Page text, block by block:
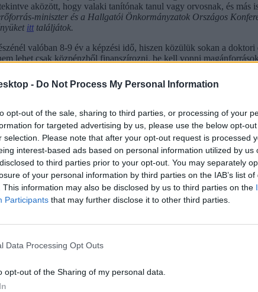
- Do Not Process My Personal Information
opt-out of the sale, sharing to third parties, or processing of your
for targeted advertising by us, please use the below opt-
selection. Please note that after your opt-out request is processed
interest-based ads based on personal information utilized by us
to third parties prior to your opt-out. You may separately
of your personal information by third parties on the IAB’s list of
This information may also be disclosed by us to third parties on the
Participants that may further disclose it to other third parties.
Data Processing Opt Outs
opt-out of the Sharing of my personal data.
aközött, hogy valaki tanítónak tanul vagy orvosnak, és más
miniszter és a Hallgatói Önkormányzatok Országos
itttaláljátok.
valóban 8-9 év a képzési idő, hiszen közülük sokan a
lehet csak közpénzből finanszírozni, be kell vonni
éve, amikor a diákhitel meggyőző, új, "friss" volt. Hitelválság
oktatási bizottságának elnöke szerint hitelellenes
rengeteg nehézség tapasztalható, de ezek megoldható
hogy egységes lesz, de alacsony színvonalú, és akkor ezért
tudják ellátni - tette hozzá.
bíznak abban, hogy rendelkezésre áll majd a bevezetéshez
óraszámát, hogy ehhez nem rendelnek hozzá pluszbért.